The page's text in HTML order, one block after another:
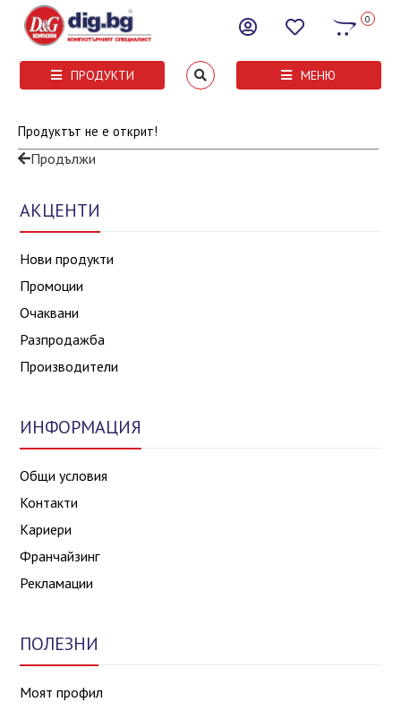
0
ПРОДУКТИ МЕНЮ
Продуктът не е открит!
Продължи
АКЦЕНТИ
Нови продукти
Промоции
Очаквани
Разпродажба
Производители
ИНФОРМАЦИЯ
Общи условия
Контакти
Кариери
Франчайзинг
Рекламации
ПОЛЕЗНИ
Моят профил